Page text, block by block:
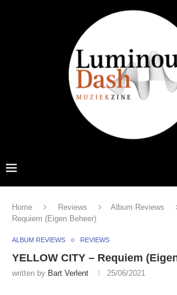
Home Reviews Album Reviews
Requiem (Eigen Beheer)
ALBUM REVIEWS REVIEWS
YELLOW CITY – Requiem
written by Bart Verlent 25/06/2021